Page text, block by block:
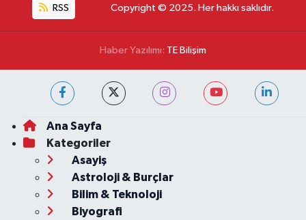
RSS Copyright © 2025. Her hakkı saklıdır.
Haber Yazılımı: TE Bilişim
Ana Sayfa
Kategoriler
Asayiş
Astroloji & Burçlar
Bilim & Teknoloji
Biyografi